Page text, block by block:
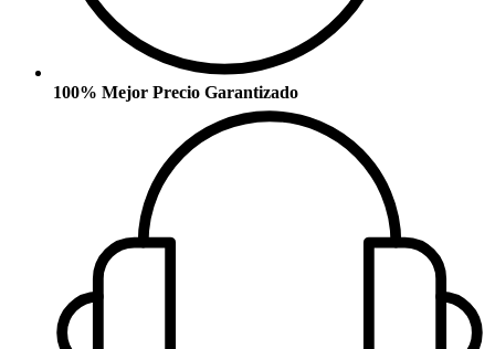
100% Mejor Precio Garantizado